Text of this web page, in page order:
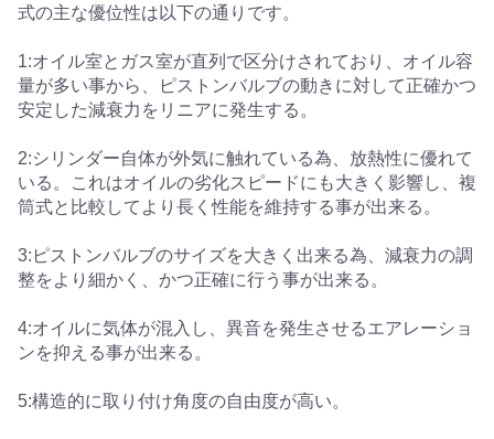
式の主な優位性は以下の通りです。
1:オイル室とガス室が直列で区分けされており、オイル容
量が多い事から、ピストンバルブの動きに対して正確かつ
安定した減衰力をリニアに発生する。
2:シリンダー自体が外気に触れている為、放熱性に優れて
いる。これはオイルの劣化スピードにも大きく影響し、複
筒式と比較してより長く性能を維持する事が出来る。
3:ピストンバルブのサイズを大きく出来る為、減衰力の調
整をより細かく、かつ正確に行う事が出来る。
4:オイルに気体が混入し、異音を発生させるエアレーショ
ンを抑える事が出来る。
5:構造的に取り付け角度の自由度が高い。